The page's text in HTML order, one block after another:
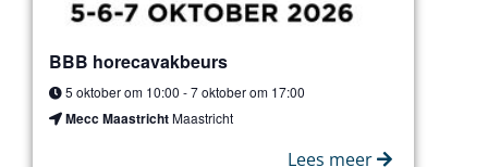
BBB horecavakbeurs
5 oktober om 10:00 -7 oktober om 17:00
Mecc MaastrichtMaastricht
Lees meer